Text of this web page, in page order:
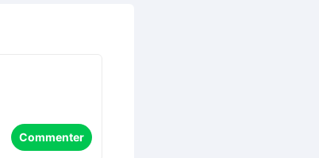
Commenter